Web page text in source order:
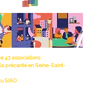
43 associations :
précarité en Seine-Saint-
SIAO